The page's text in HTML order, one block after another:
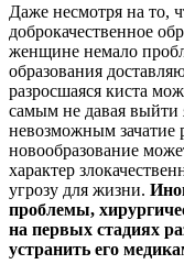
Даже несмотря на то,
доброкачественное
женщине немало
образования
разросшаяся киста
самым не давая выйти
невозможным зачатие
новообразование
характер
угрозу для жизни.
проблемы,
на первых стадиях
устранить его